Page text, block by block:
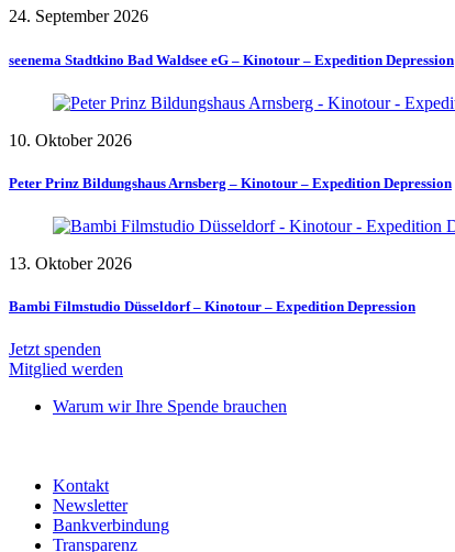
24. September 2026
seenema Stadtkino Bad Waldsee eG – Kinotour – Expedition Depression
10. Oktober 2026
Peter Prinz Bildungshaus Arnsberg – Kinotour – Expedition Depression
13. Oktober 2026
Bambi Filmstudio Düsseldorf – Kinotour – Expedition Depression
Jetzt spenden
Mitglied werden
Warum wir Ihre Spende brauchen
Kontakt
Newsletter
Bankverbindung
Transparenz